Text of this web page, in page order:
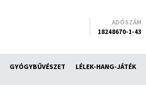
GYÓGYBŰVÉSZET LÉLEK-HANG-JÁTÉK
ADÓSZÁM
18248670-1-43